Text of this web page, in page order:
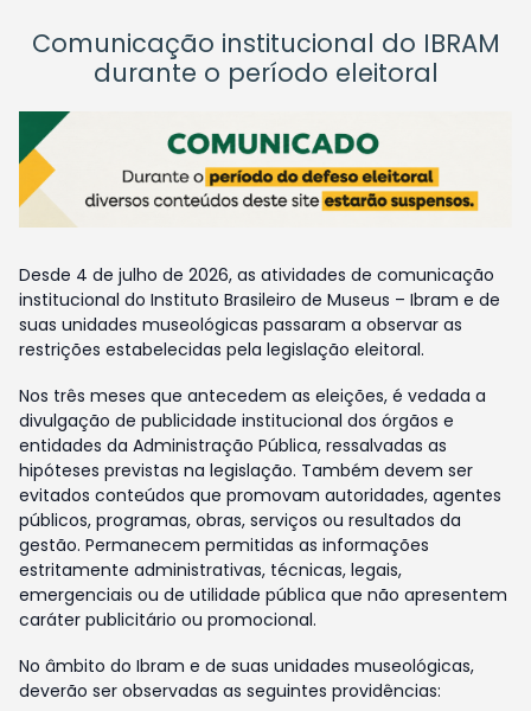
Comunicação institucional do IBRAM
durante o período eleitoral
Desde 4 de julho de 2026, as atividades de comunicação
institucional do Instituto Brasileiro de Museus – Ibram e de
suas unidades museológicas passaram a observar as
restrições estabelecidas pela legislação eleitoral.
Nos três meses que antecedem as eleições, é vedada a
divulgação de publicidade institucional dos órgãos e
entidades da Administração Pública, ressalvadas as
hipóteses previstas na legislação. Também devem ser
evitados conteúdos que promovam autoridades, agentes
públicos, programas, obras, serviços ou resultados da
gestão. Permanecem permitidas as informações
estritamente administrativas, técnicas, legais,
emergenciais ou de utilidade pública que não apresentem
caráter publicitário ou promocional.
No âmbito do Ibram e de suas unidades museológicas,
deverão ser observadas as seguintes providências: